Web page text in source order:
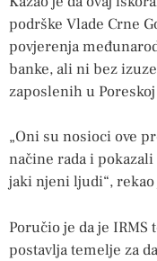
podrške Vlade Crne
povjerenja
banke, ali ni bez
zaposlenih u
„Oni su nosioci ove
načine rada i
jaki njeni ljudi“,
Poručio je da je
postavlja temelje za